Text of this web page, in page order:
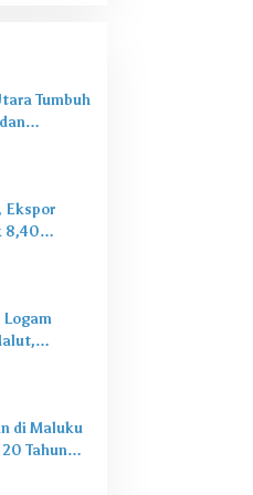
Tumbuh
Ekspor
8,40
di Maluku
Tahun